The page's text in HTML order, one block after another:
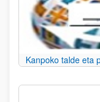
Kanpoko talde eta